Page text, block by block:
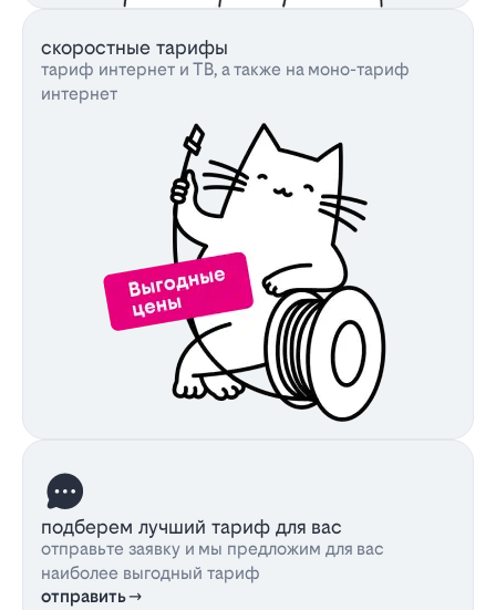
скоростные тарифы
тариф интернет и ТВ, а также на моно-тариф
интернет
подберем лучший тариф для вас
отправьте заявку и мы предложим для вас
наиболее выгодный тариф
отправить